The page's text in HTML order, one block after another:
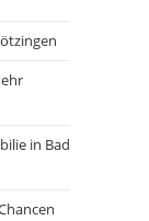
in Bad